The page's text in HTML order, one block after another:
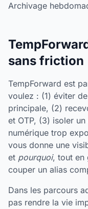
Archivage
sans friction
TempForward est
voulez : (1) éviter
principale, (2)
et OTP, (3) isoler
numérique trop
vous donne une
et pourquoi, tout en
couper un alias
Dans les parcours
pas rendre la vie